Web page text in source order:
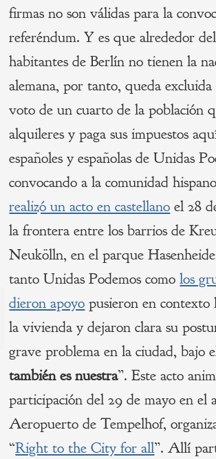
firmas no son válidas para la
referéndum. Y es que alrededor
habitantes de Berlín no tienen la
alemana, por tanto, queda
voto de un cuarto de la población
alquileres y paga sus impuestos
españoles y españolas de Unidas
convocando a la comunidad
realizó un acto en castellano el 28
la frontera entre los barrios de
Neukölln, en el parque
tanto Unidas Podemos comolos
dieron apoyo pusieron en contexto
la vivienda y dejaron clara su
grave problema en la ciudad, bajo
también es nuestra”. Este acto
participación del 29 de mayo en el
Aeropuerto de Tempelhof,
“Right to the City for all”. Allí
Navegación
de
entradas